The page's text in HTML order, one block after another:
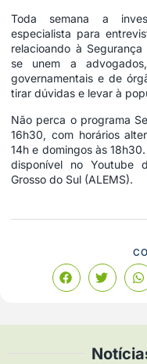
Toda semana a
especialista para
relacioando à
se unem a
governamentais e de
tirar dúvidas e levar à
Não perca o programa
16h30, com horários
14h e domingos às
disponível no Youtube
Grosso do Sul (ALEMS).